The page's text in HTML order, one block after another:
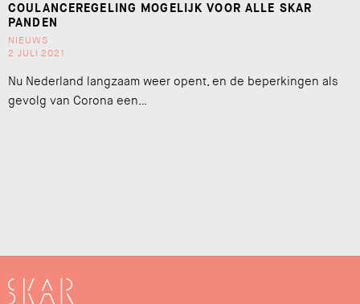
COULANCEREGELING MOGELIJK VOOR ALLE SKAR
PANDEN
NIEUWS
2 JULI 2021
Nu Nederland langzaam weer opent, en de beperkingen als
gevolg van Corona een…
SKAR